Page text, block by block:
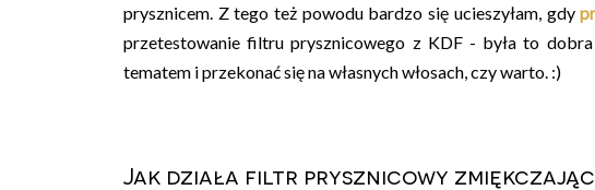
prysznicem. Z tego też powodu bardzo się ucieszyłam, gdy
przetestowanie filtru prysznicowego z KDF - była to
tematem i przekonać się na własnych włosach, czy warto. :)
Jak działa filtr prysznicowy